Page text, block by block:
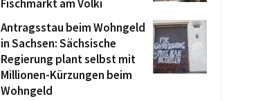
Fischmarkt am Völki
Antragsstau beim Wohngeld
in Sachsen: Sächsische
Regierung plant selbst mit
Millionen-Kürzungen beim
Wohngeld